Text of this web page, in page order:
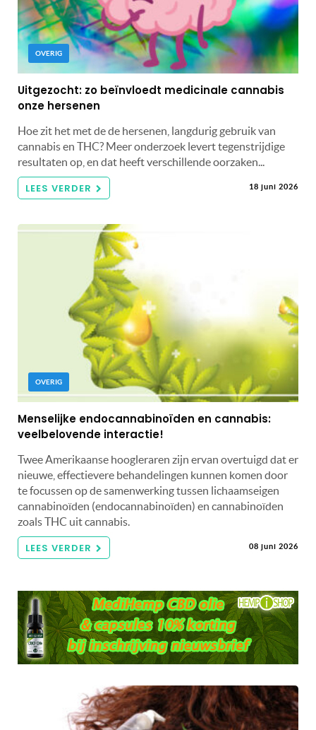
OVERIG
Uitgezocht: zo beïnvloedt medicinale cannabis
onze hersenen
Hoe zit het met de de hersenen, langdurig gebruik van
cannabis en THC? Meer onderzoek levert tegenstrijdige
resultaten op, en dat heeft verschillende oorzaken...
LEES VERDER 18 juni 2026
OVERIG
Menselijke endocannabinoïden en cannabis:
veelbelovende interactie!
Twee Amerikaanse hoogleraren zijn ervan overtuigd dat er
nieuwe, effectievere behandelingen kunnen komen door
te focussen op de samenwerking tussen lichaamseigen
cannabinoïden (endocannabinoïden) en cannabinoïden
zoals THC uit cannabis.
LEES VERDER 08 juni 2026